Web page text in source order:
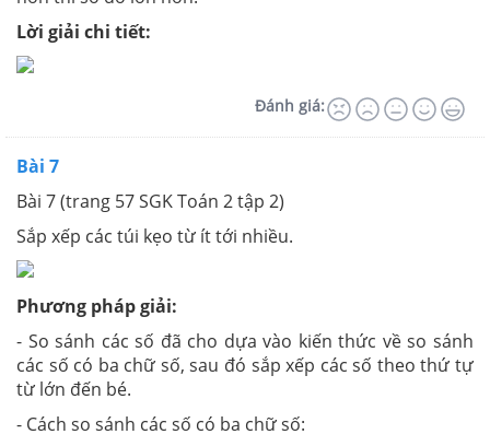
Lời giải chi tiết:
Đánh giá:
Bài 7
Bài 7 (trang 57 SGK Toán 2 tập 2)
Sắp xếp các túi kẹo từ ít tới nhiều.
Phương pháp giải:
- So sánh các số đã cho dựa vào kiến thức về so sánh
các số có ba chữ số, sau đó sắp xếp các số theo thứ tự
từ lớn đến bé.
- Cách so sánh các số có ba chữ số: